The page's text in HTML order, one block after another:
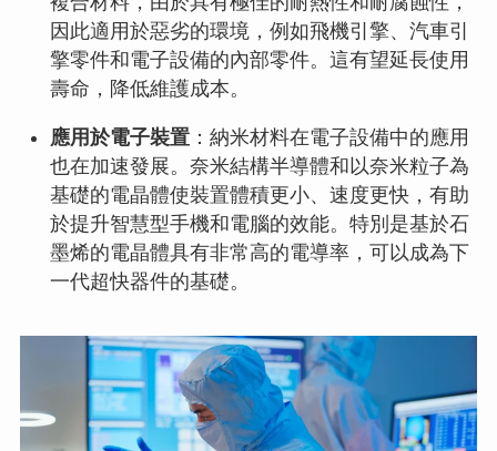
因此適用於惡劣的環境，例如飛機引擎、汽車引
擎零件和電子設備的內部零件。這有望延長使用
壽命，降低維護成本。
應用於電子裝置：納米材料在電子設備中的應用
也在加速發展。奈米結構半導體和以奈米粒子為
基礎的電晶體使裝置體積更小、速度更快，有助
於提升智慧型手機和電腦的效能。特別是基於石
墨烯的電晶體具有非常高的電導率，可以成為下
一代超快器件的基礎。